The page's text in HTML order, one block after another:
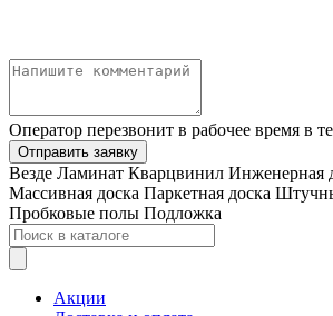
Оператор перезвонит в рабочее время в
Отправить заявку
Везде Ламинат Кварцвинил Инженерная
Массивная доска Паркетная доска
Пробковые полы Подложка
Акции